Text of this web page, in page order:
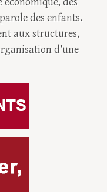
des enfants.
aux structures,
d’une